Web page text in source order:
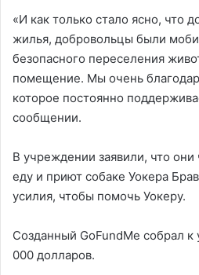
«И как только стало ясно, что
жилья, добровольцы были
безопасного переселения
помещение. Мы очень
которое постоянно
сообщении.
В учреждении заявили, что они
еду и приют собаке Уокера
усилия, чтобы помочь Уокеру.
Созданный GoFundMe собрал к
000 долларов.